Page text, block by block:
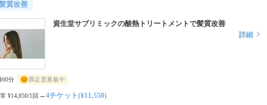
質改善
資生堂サブリミックの酸熱トリートメントで髪質改善
詳細
60分 満足度募集中
¥14,850/1回 → 4チケット(¥11,550)